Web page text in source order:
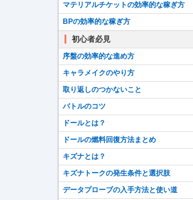
マテリアルチケットの効率的な稼ぎ方
BPの効率的な稼ぎ方
初心者必見
序盤の効率的な進め方
キャラメイクのやり方
取り返しのつかないこと
バトルのコツ
ドールとは？
ドールの燃料回復方法まとめ
キズナとは？
キズナトークの発生条件と選択肢
データプローブの入手方法と使い道